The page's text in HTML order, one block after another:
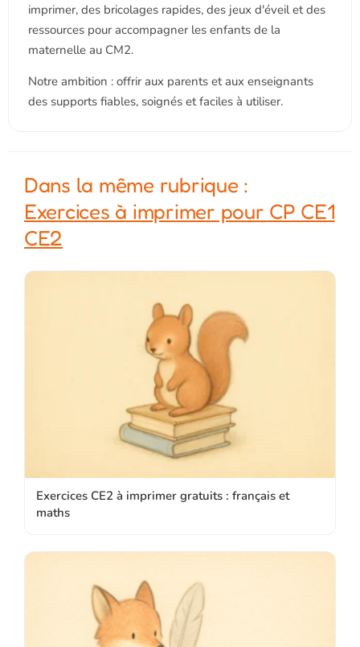
imprimer, des bricolages rapides, des jeux d'éveil et des
ressources pour accompagner les enfants de la
maternelle au CM2.
Notre ambition : offrir aux parents et aux enseignants
des supports fiables, soignés et faciles à utiliser.
Dans la même rubrique :
Exercices à imprimer pour CP CE1
CE2
Exercices CE2 à imprimer gratuits : français et
maths